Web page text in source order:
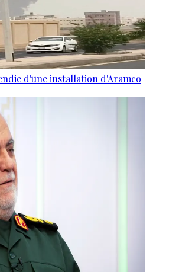
d'une installation d'Aramco